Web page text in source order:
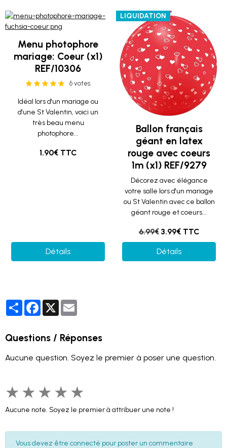
Menu photophore
mariage: Coeur (x1)
REF/10306
6 votes.
Idéal lors d'un mariage ou
d'une St Valentin, voici un
très beau menu
photophore...
1.90€ TTC
Détails
LIQUIDATION
Ballon français
géant en latex
rouge avec coeurs
1m (x1) REF/9279
Décorez avec élégance
votre salle lors d'un mariage
ou St Valentin avec ce ballon
géant rouge et coeurs...
6.99€ 3.99€ TTC
Détails
PartagerFacebook
X
Questions / Réponses
Aucune question. Soyez le premier à poser une question.
★ ★ ★ ★ ★
Aucune note. Soyez le premier à attribuer une note !
Vous devez être connecté pour poster un commentaire